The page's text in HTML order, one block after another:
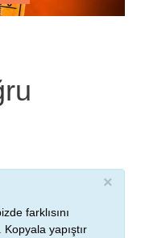
×
farklısını
yapıştır